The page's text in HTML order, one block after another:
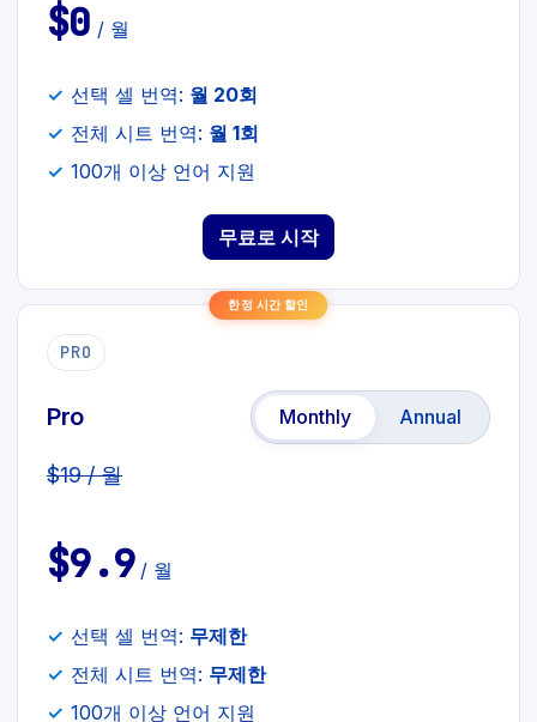
$0 / 월
선택 셀 번역: 월 20회
전체 시트 번역: 월 1회
100개 이상 언어 지원
무료로 시작
한정 시간 할인
PRO
Pro Monthly Annual
$19 / 월
$9.9 / 월
선택 셀 번역: 무제한
전체 시트 번역: 무제한
100개 이상 언어 지원